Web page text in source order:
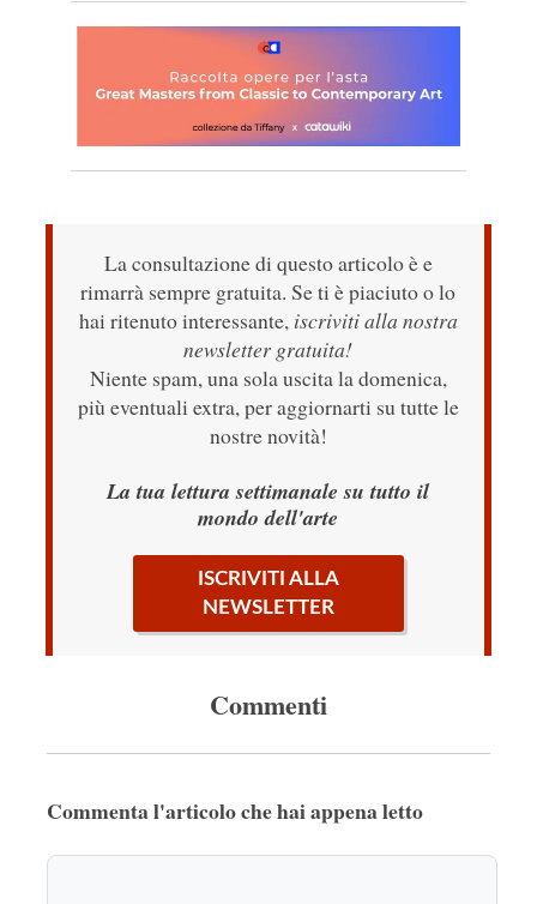
La consultazione di questo articolo è e
rimarrà sempre gratuita. Se ti è piaciuto o lo
hai ritenuto interessante, iscriviti alla nostra
newsletter gratuita!
Niente spam, una sola uscita la domenica,
più eventuali extra, per aggiornarti su tutte le
nostre novità!
La tua lettura settimanale su tutto il
mondo dell'arte
ISCRIVITI ALLA
NEWSLETTER
Commenti
Commenta l'articolo che hai appena letto